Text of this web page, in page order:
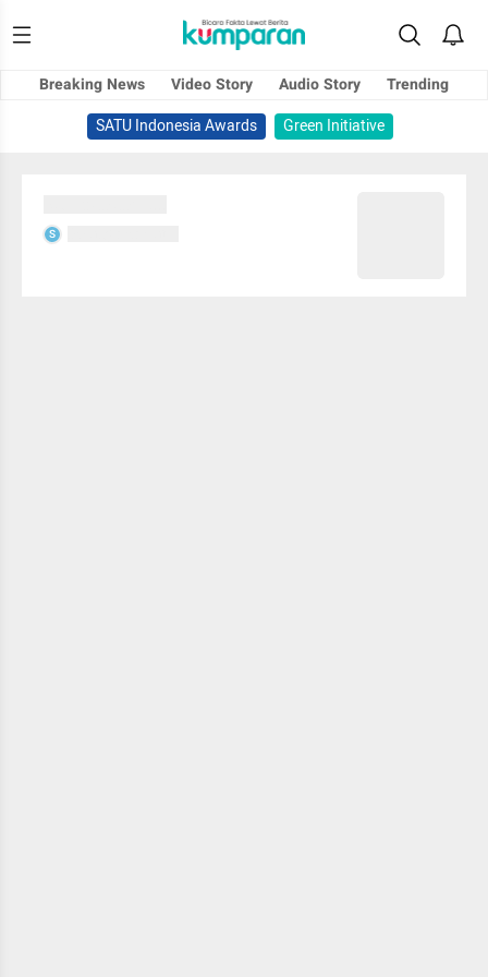
Breaking News Video Story Audio Story
Trending
SATU Indonesia Awards
Green Initiative
S